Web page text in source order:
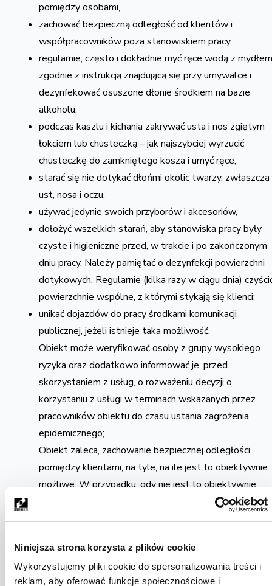
Niniejsza strona korzysta z plików cookie
Wykorzystujemy pliki cookie do spersonalizowania treści i
reklam, aby oferować funkcje społecznościowe i
pomiędzy osobami,
zachować bezpieczną odległość od klientów i
współpracowników poza stanowiskiem pracy,
regularnie, często i dokładnie myć ręce wodą z
zgodnie z instrukcją znajdującą się przy umywalce i
dezynfekować osuszone dłonie środkiem na bazie
alkoholu,
podczas kaszlu i kichania zakrywać usta i nos zgiętym
łokciem lub chusteczką – jak najszybciej wyrzucić
chusteczkę do zamkniętego kosza i umyć ręce,
starać się nie dotykać dłońmi okolic twarzy, zwłaszcza
ust, nosa i oczu,
używać jedynie swoich przyborów i akcesoriów,
dołożyć wszelkich starań, aby stanowiska pracy były
czyste i higieniczne przed, w trakcie i po zakończonym
dniu pracy. Należy pamiętać o dezynfekcji powierzchni
dotykowych. Regularnie (kilka razy w ciągu dnia)
powierzchnie wspólne, z którymi stykają się klienci;
unikać dojazdów do pracy środkami komunikacji
publicznej, jeżeli istnieje taka możliwość.
Obiekt może weryfikować osoby z grupy wysokiego
ryzyka oraz dodatkowo informować je, przed
skorzystaniem z usług, o rozważeniu decyzji o
korzystaniu z usługi w terminach wskazanych przez
pracowników obiektu do czasu ustania zagrożenia
epidemicznego;
Obiekt zaleca, zachowanie bezpiecznej odległości
pomiędzy klientami, na tyle, na ile jest to obiektywnie
możliwe. W przypadku, gdy nie jest to obiektywnie
możliwe, zaleca się jak najmniejszy kontakt i unikać go
tak często, jak to tylko możliwe, zgodnie z
Obiekt dochowa wszelkiej staranności w kontekście
bezpiecznej stanowisk pracy oraz dostosuje się do